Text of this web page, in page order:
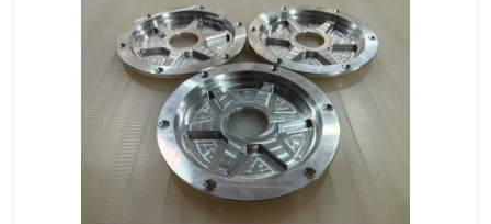
家具零配件加工 数控精密机加工
零部件机加工 机床零件加工
数控机床加工